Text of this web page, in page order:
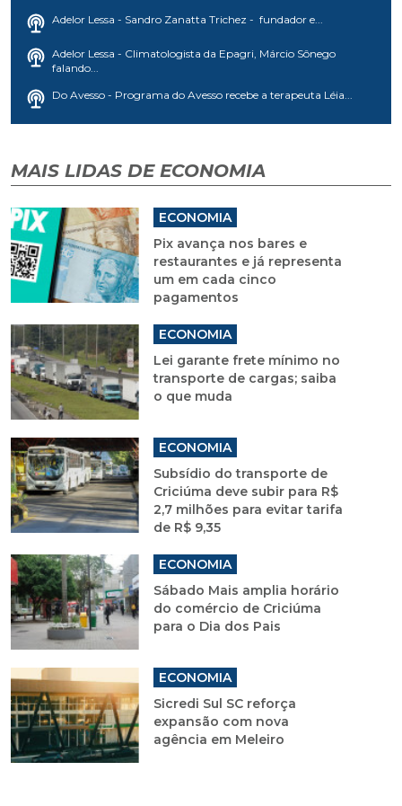
Adelor Lessa - Sandro Zanatta Trichez - fundador e...
Adelor Lessa - Climatologista da Epagri, Márcio Sônego
falando...
Do Avesso - Programa do Avesso recebe a terapeuta Léia...
MAIS LIDAS DE ECONOMIA
ECONOMIA
Pix avança nos bares e
restaurantes e já representa
um em cada cinco
pagamentos
ECONOMIA
Lei garante frete mínimo no
transporte de cargas; saiba
o que muda
ECONOMIA
Subsídio do transporte de
Criciúma deve subir para R$
2,7 milhões para evitar tarifa
de R$ 9,35
ECONOMIA
Sábado Mais amplia horário
do comércio de Criciúma
para o Dia dos Pais
ECONOMIA
Sicredi Sul SC reforça
expansão com nova
agência em Meleiro